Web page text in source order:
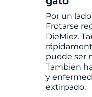
Por un
Frotarse
DieMiez.
puede ser
También
y
extirpado.